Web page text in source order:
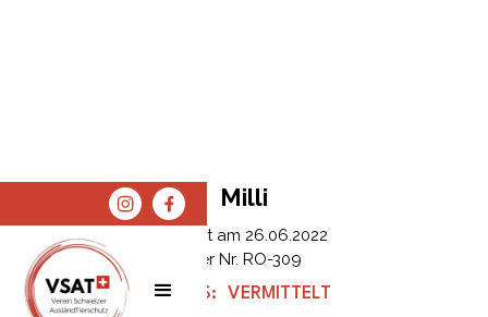
SPENDEN
SHOP
Milli
Erfasst am 26.06.2022
Tier Nr. RO-309
STATUS: VERMITTELT